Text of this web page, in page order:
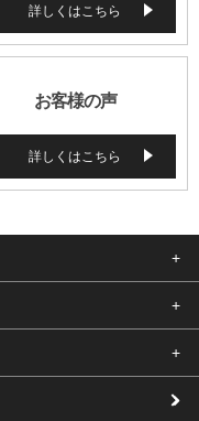
詳しくはこちら
お客様の声
詳しくはこちら